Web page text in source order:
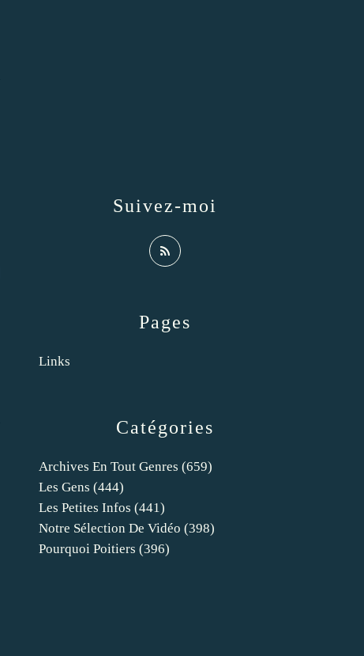
Catégories
Archives En Tout Genres (659)
Les Gens (444)
Les Petites Infos (441)
Notre Sélection De Vidéo (398)
Pourquoi Poitiers (396)
Pages
Links
Suivez-moi